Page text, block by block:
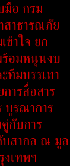
มือ กรม
สาธารณภัย
ข้าใจ ยก
ร้อมหนุนงบ
ทีมบรรเทา
ารสื่อสาร
บูรณาการ
กับการ
บสากล ณ มูล
เทพฯ